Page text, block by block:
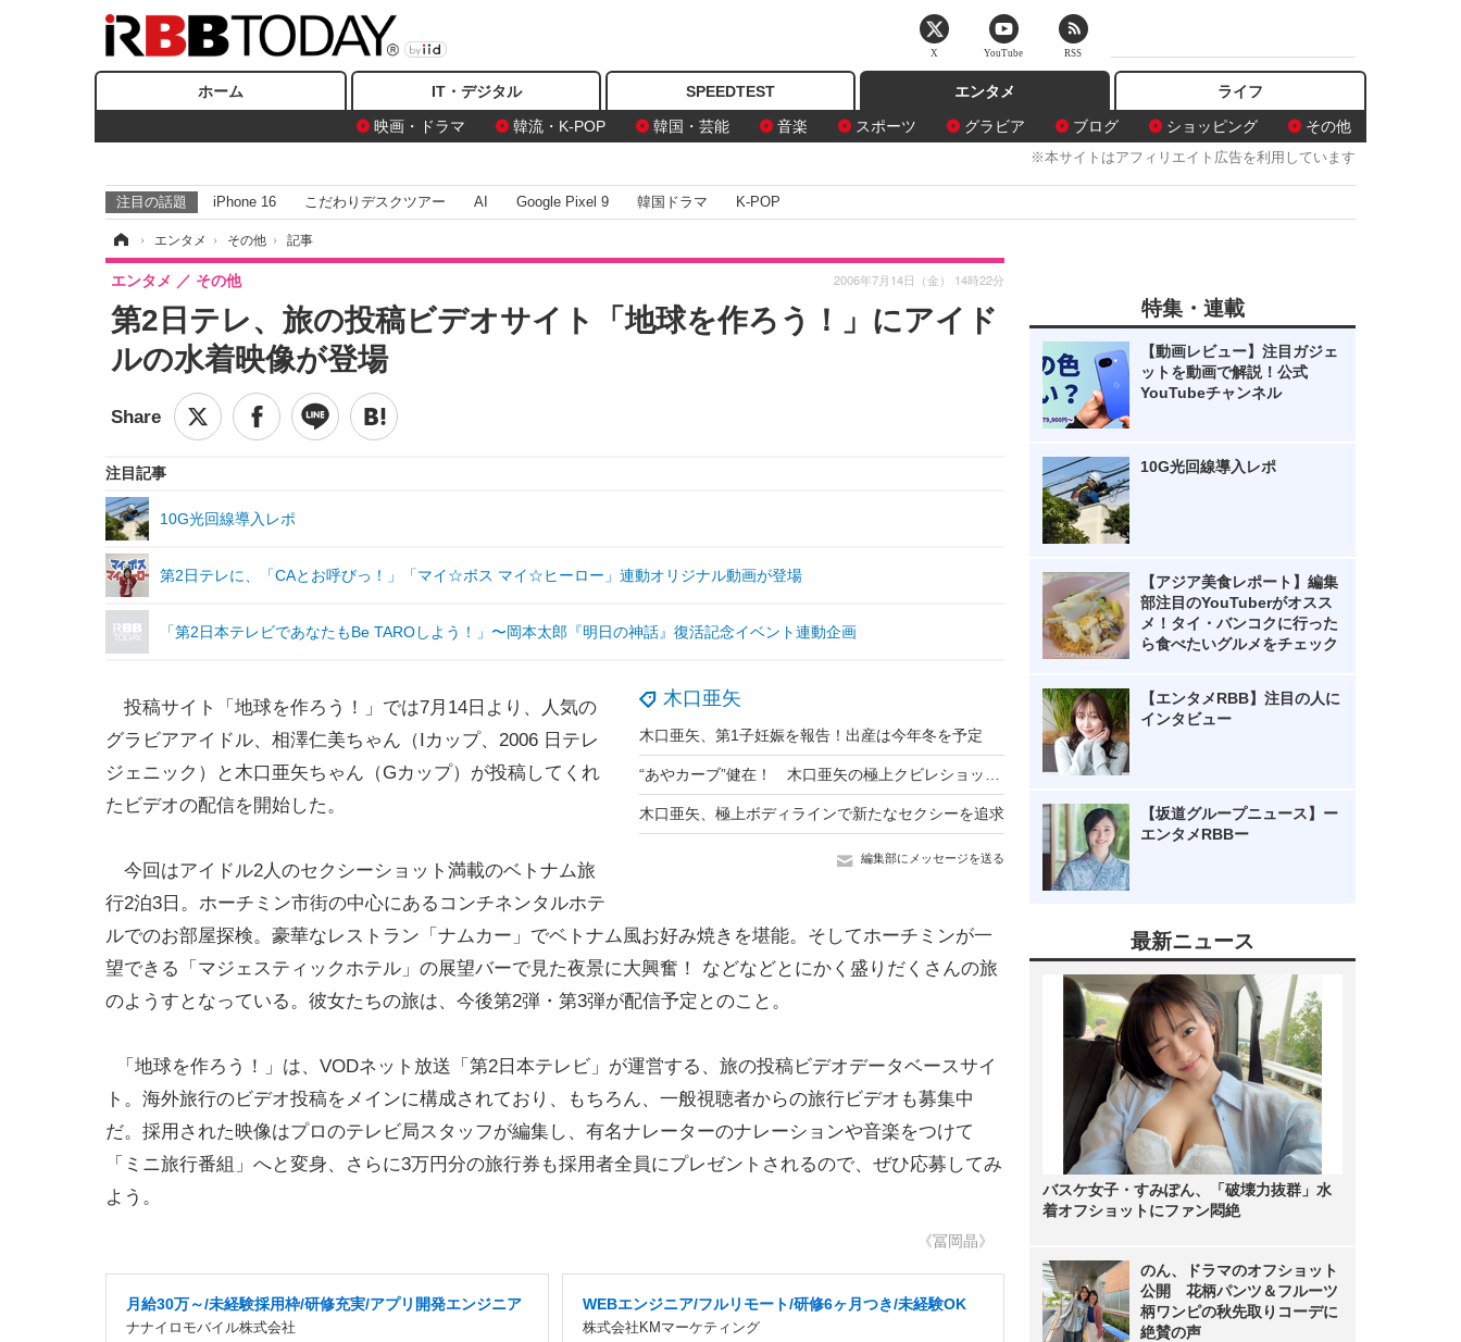
ホーム IT・デジタル SPEEDTEST
エンタメ
映画・ドラマ
韓流・K-POP 韓国・芸能 音楽 スポーツ グラビア ブログ ショッピング その他
ライフ
※本サイトはアフィリエイト広告を利用しています
注目の話題 iPhone 16 こだわりデスクツアー AI Google Pixel 9 韓国ドラマ K-POP
› エンタメ › その他 › 記事
第2日テレ、旅の投稿ビデオサイト「地球を作ろう！」にアイド
ルの水着映像が登場
エンタメ その他 2006年7月14日（金） 14時22分
注目記事
10G光回線導入レポ
第2日テレに、「CAとお呼びっ！」「マイ☆ボス マイ☆ヒーロー」連動オリジナル動画が登場
「第2日本テレビであなたもBe TAROしよう！」〜岡本太郎『明日の神話』復活記念イベント連動企画
木口亜矢
木口亜矢、第1子妊娠を報告！出産は今年冬を予定
木口亜矢、極上ボディラインで新たなセクシーを追求
編集部にメッセージを送る
投稿サイト「地球を作ろう！」では7月14日より、人気の
グラビアアイドル、相澤仁美ちゃん（Iカップ、2006 日テレ
ジェニック）と木口亜矢ちゃん（Gカップ）が投稿してくれ
たビデオの配信を開始した。
今回はアイドル2人のセクシーショット満載のベトナム旅
行2泊3日。ホーチミン市街の中心にあるコンチネンタルホテ
ルでのお部屋探検。豪華なレストラン「ナムカー」でベトナム風お好み焼きを堪能。そしてホーチミンが一
望できる「マジェスティックホテル」の展望バーで見た夜景に大興奮！ などなどとにかく盛りだくさんの旅
のようすとなっている。彼女たちの旅は、今後第2弾・第3弾が配信予定とのこと。
「地球を作ろう！」は、VODネット放送「第2日本テレビ」が運営する、旅の投稿ビデオデータベースサイ
ト。海外旅行のビデオ投稿をメインに構成されており、もちろん、一般視聴者からの旅行ビデオも募集中
だ。採用された映像はプロのテレビ局スタッフが編集し、有名ナレーターのナレーションや音楽をつけて
「ミニ旅行番組」へと変身、さらに3万円分の旅行券も採用者全員にプレゼントされるので、ぜひ応募してみ
よう。
《冨岡晶》
月給30万～/未経験採用枠/研修充実/アプリ開発エンジニア
ナナイロモバイル株式会社
WEBエンジニア/フルリモート/研修6ヶ月つき/未経験OK
株式会社KMマーケティング
特集・連載
【動画レビュー】注目ガジェ
ットを動画で解説！公式
YouTubeチャンネル
10G光回線導入レポ
【アジア美食レポート】編集
部注目のYouTuberがオスス
メ！タイ・バンコクに行った
ら食べたいグルメをチェック
【エンタメRBB】注目の人に
インタビュー
【坂道グループニュース】ー
エンタメRBBー
最新ニュース
バスケ女子・すみぽん、「破壊力抜群」水
着オフショットにファン悶絶
のん、ドラマのオフショット
公開 花柄パンツ＆フルーツ
柄ワンピの秋先取りコーデに
絶賛の声
X YouTube RSS